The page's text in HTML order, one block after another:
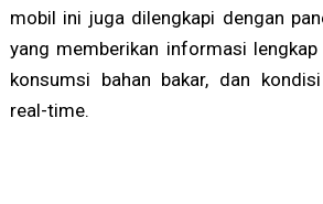
mobil ini juga dilengkapi dengan
yang memberikan informasi
konsumsi bahan bakar, dan
real-time.